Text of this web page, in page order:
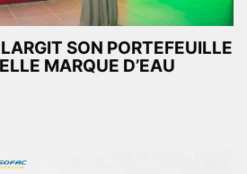
SON PORTEFEUILLE
MARQUE D’EAU